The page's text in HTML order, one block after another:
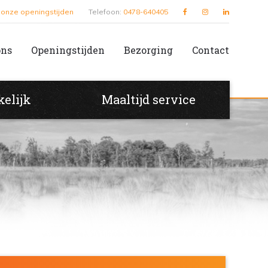
onze openingstijden Telefoon: 0478-640405
Openingstijden Bezorging Contact
Maaltijd service